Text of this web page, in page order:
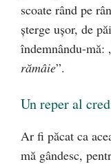
scoate rând pe
şterge uşor, de
îndemnându-mă:
rămâie”.
Un reper al
Ar fi păcat ca
mă gândesc,